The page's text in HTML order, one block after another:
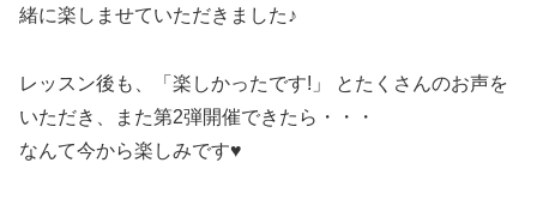
緒に楽しませていただきました♪
レッスン後も、「楽しかったです!」 とたくさんのお声を
いただき、また第2弾開催できたら・・・
なんて今から楽しみです♥